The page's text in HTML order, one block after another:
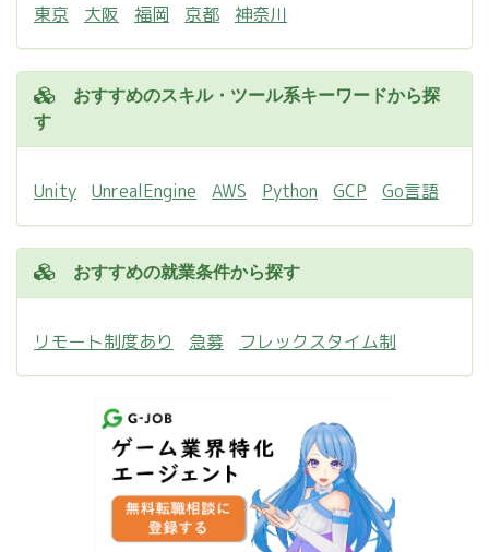
東京 大阪 福岡 京都 神奈川
おすすめのスキル・ツール系キーワードから探
す
Unity UnrealEngine AWS Python GCP Go言語
おすすめの就業条件から探す
リモート制度あり 急募 フレックスタイム制